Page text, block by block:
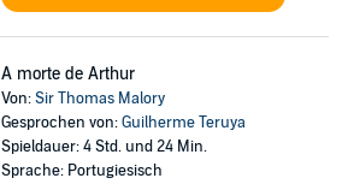
A morte de Arthur
Von:Sir Thomas Malory
Gesprochen von:Guilherme Teruya
Spieldauer: 4 Std. und 24 Min.
Sprache: Portugiesisch